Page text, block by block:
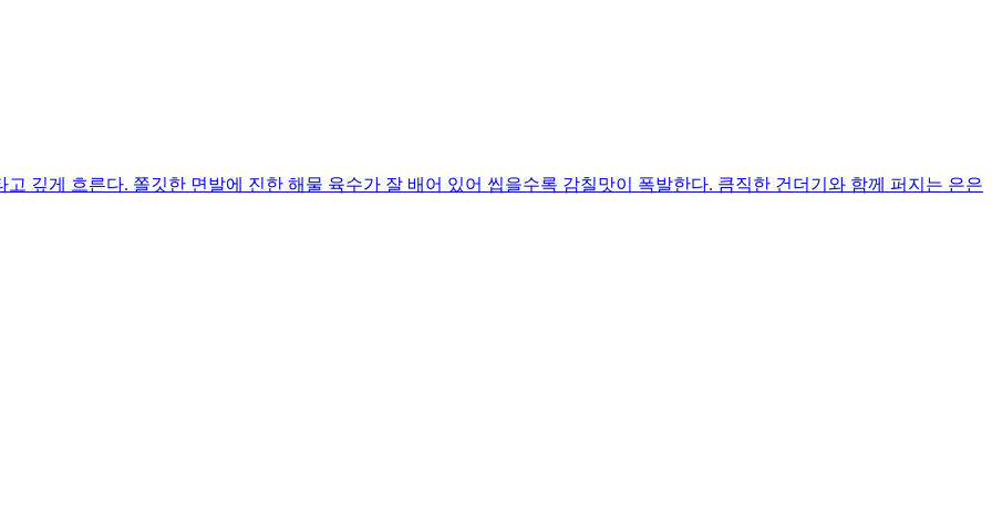
깊게 흐른다. 쫄깃한 면발에 진한 해물 육수가 잘 배어 있어 씹을수록 감칠맛이 폭발한다. 큼직한 건더기와 함께 퍼지는 은은